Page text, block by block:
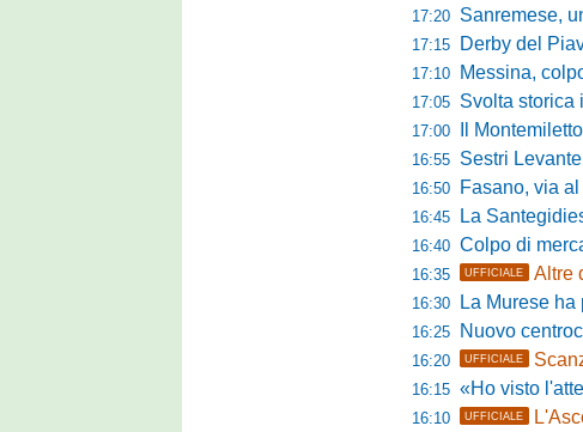
17:20 Sanremese,
17:15 Derby del Piave
17:10 Messina,
17:05 Svolta storica in
17:00 Il
16:55 Sestri Levante,
16:50 Fasano, via al valzer
16:45 La Santegidiese
16:40 Colpo di
16:35 UFFICIALE Altre
16:30 La Murese ha
16:25 Nuovo
16:20 UFFICIALE
16:15 «Ho visto
16:10 UFFICIALE